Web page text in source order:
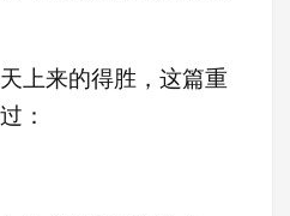
上来的得胜，这篇重
：